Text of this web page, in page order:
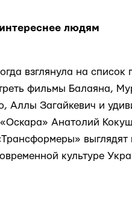
людям
взглянула на
фильмы Балаяна,
Аллы Загайкевич и
Анатолий
культуре